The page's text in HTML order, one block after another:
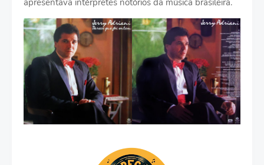
apresentava intérpretes notórios da música brasileira.